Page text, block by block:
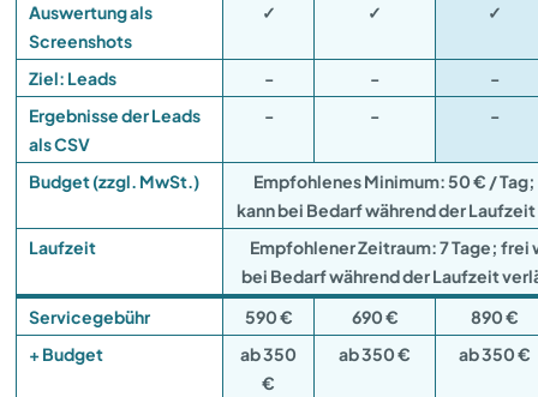
Auswertung als
Screenshots
✓ ✓ ✓
Ziel: Leads - -
-
Ergebnisse der Leads
als CSV
- - -
Budget (zzgl. MwSt.)
Empfohlenes Minimum: 50 € /
kann bei Bedarf während der
Laufzeit
Empfohlener Zeitraum: 7 Tage; frei
bei Bedarf während der Laufzeit
Servicegebühr
590 € 690 €
890 €
+ Budget
ab 350
€
ab 350 € ab 350 €